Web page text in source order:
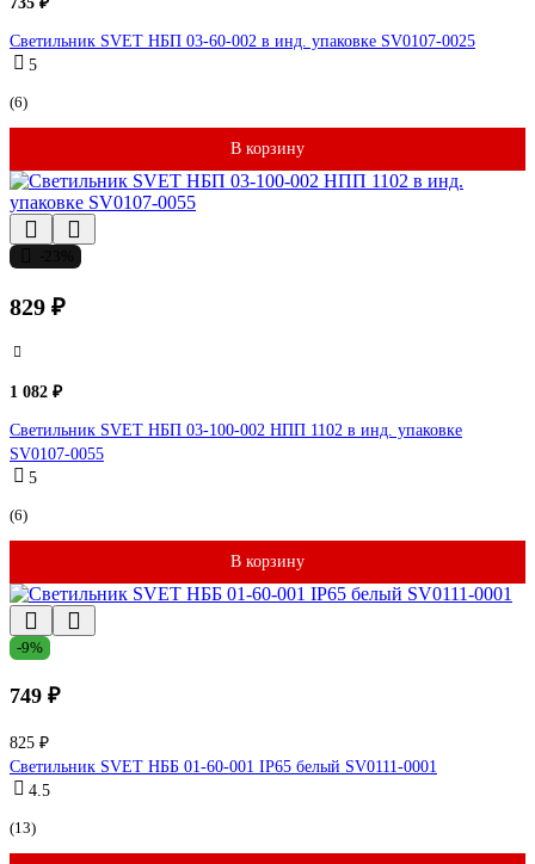
Светильник SVET НБП 03-60-002 в инд. упаковке SV0107-0025
5
(6)
В корзину
829 ₽
1 082 ₽
Светильник SVET НБП 03-100-002 НПП 1102 в инд. упаковке
SV0107-0055
5
(6)
В корзину
-9%
749 ₽
825 ₽
Светильник SVET НББ 01-60-001 IP65 белый SV0111-0001
4.5
(13)